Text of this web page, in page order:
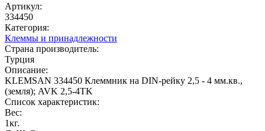
Артикул:
334450
Категория:
Клеммы и принадлежности
Страна производитель:
Турция
Описание:
KLEMSAN 334450 Клеммник на DIN-рейку 2,5 - 4 мм.кв.,
(земля); AVK 2,5-4TK
Список характеристик:
Вес:
1кг.